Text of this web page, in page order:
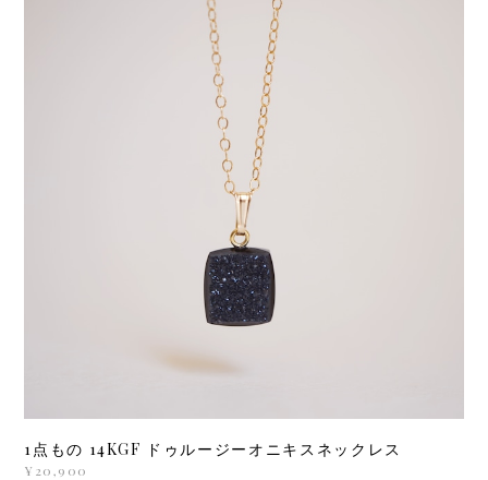
1点もの 14KGF ドゥルージーオニキスネックレス
¥20,900